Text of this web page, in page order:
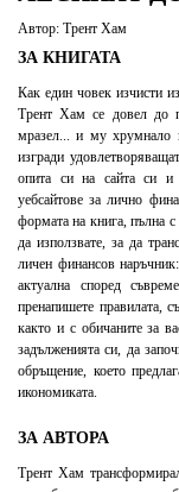
Автор: Трент Хам
ЗА КНИГАТА
Как един човек изчисти
Трент Хам се довел до
мразел... и му хрумнало
изгради
опита си на сайта си и
уебсайтове за лично
формата на книга, пълна
да използвате, за да
личен финансов
актуална според
пренапишете правилата,
както и с обичаните за
задълженията си, да
обръщение, което
икономиката.
ЗА АВТОРА
Трент Хам